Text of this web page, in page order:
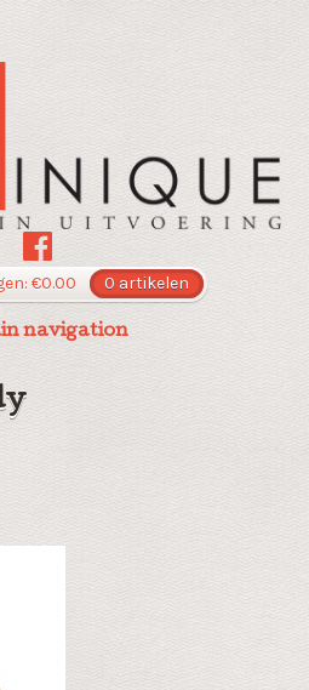
€0.00 0 artikelen
navigation